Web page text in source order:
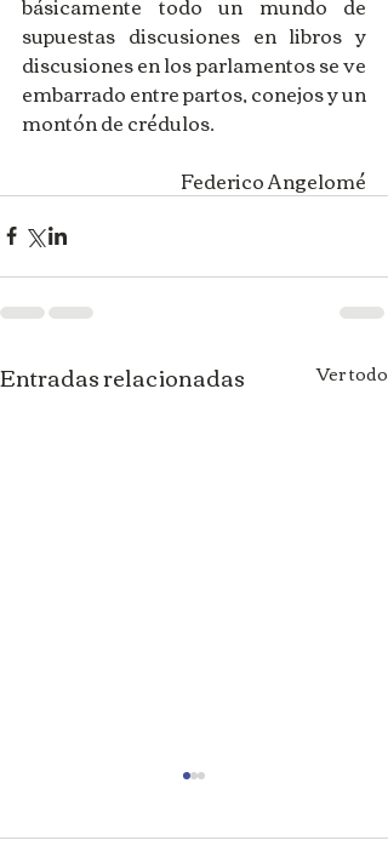
supuestas discusiones en libros y
discusiones en los parlamentos se ve
embarrado entre partos, conejos y un
montón de crédulos.
Federico Angelomé
Entradas relacionadas Ver todo